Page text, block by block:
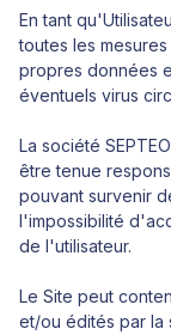
En tant
toutes les
propres données
éventuels virus
La société
être tenue
pouvant survenir
l'impossibilité
de l'utilisateur.
Le Site peut
et/ou édités par la